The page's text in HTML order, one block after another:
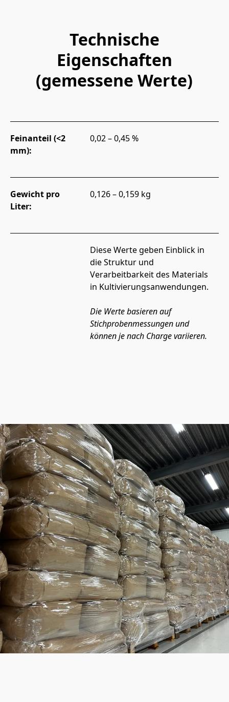
Technische
Eigenschaften
(gemessene Werte)
Feinanteil (<2
mm):
0,02 – 0,45 %
Gewicht pro
Liter:
0,126 – 0,159 kg
Diese Werte geben Einblick in
die Struktur und
Verarbeitbarkeit des Materials
in Kultivierungsanwendungen.
Die Werte basieren auf
Stichprobenmessungen und
können je nach Charge variieren.